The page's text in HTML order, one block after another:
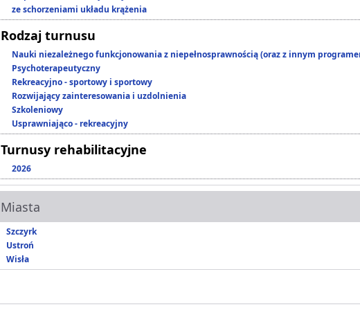
ze schorzeniami układu krążenia
Rodzaj turnusu
Nauki niezależnego funkcjonowania z niepełnosprawnością (oraz z innym
Psychoterapeutyczny
Rekreacyjno - sportowy i sportowy
Rozwijający zainteresowania i uzdolnienia
Szkoleniowy
Usprawniająco - rekreacyjny
Turnusy rehabilitacyjne
2026
Miasta
Szczyrk
Ustroń
Wisła